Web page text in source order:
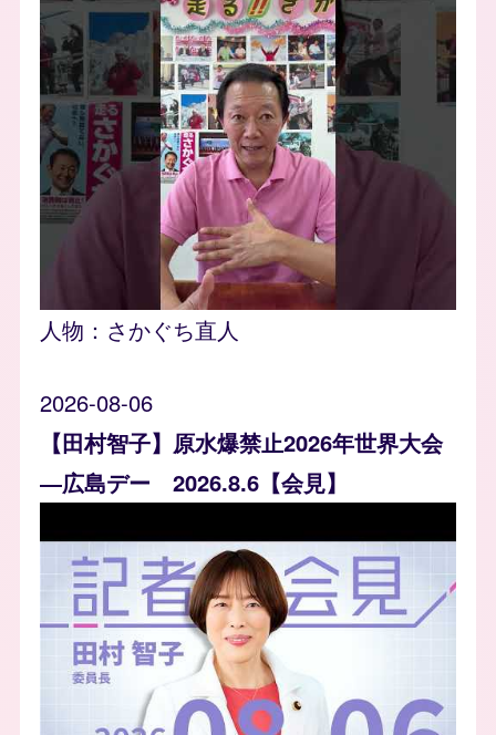
人物： さかぐち直人
2026-08-06
【田村智子】原水爆禁止2026年世界大会
―広島デー 2026.8.6【会見】